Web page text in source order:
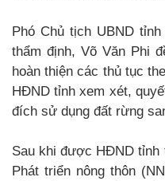
Phó Chủ tịch UBND
thẩm định, Võ Văn Phi
hoàn thiện các thủ tục
HĐND tỉnh xem xét,
đích sử dụng đất rừng
Sau khi được HĐND tỉnh
Phát triển nông thôn